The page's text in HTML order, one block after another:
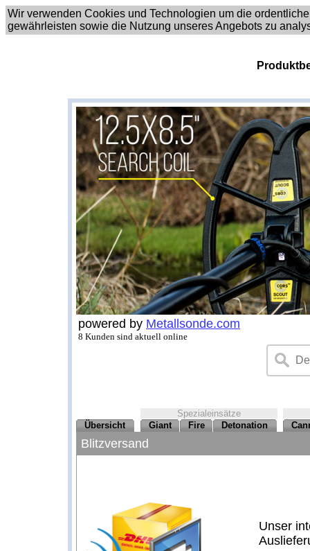
Wir verwenden Cookies und Technologien um die
gewährleisten sowie die Nutzung unseres Angebots zu
powered by Metallsonde.com
8 Kunden sind aktuell online
Spezialeinsätze
Übersicht
Giant Fire Detonation
Blitzversand
Unser